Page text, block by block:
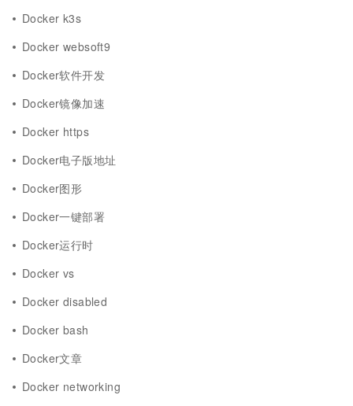
Docker k3s
Docker websoft9
Docker软件开发
Docker镜像加速
Docker https
Docker电子版地址
Docker图形
Docker一键部署
Docker运行时
Docker vs
Docker disabled
Docker bash
Docker文章
Docker networking